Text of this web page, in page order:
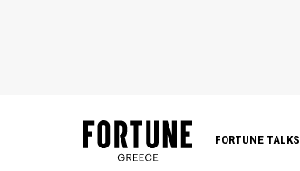
FORTUNE TALKS